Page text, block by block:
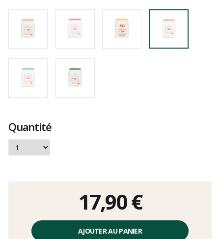
Quantité
17,90 €
unitaire,
AJOUTER AU PANIER